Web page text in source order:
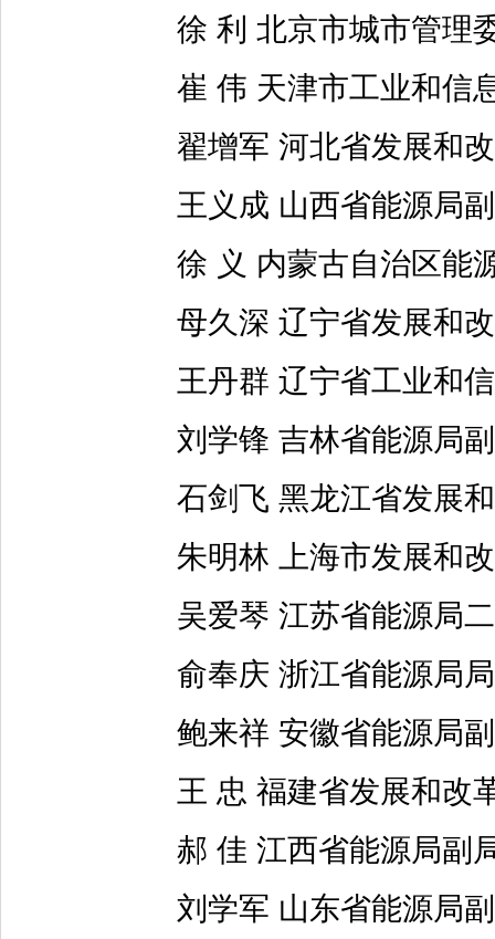
徐 利 北京市城市管理
崔 伟 天津市工业和信
翟增军 河北省发展和改
王义成 山西省能源局
徐 义 内蒙古自治区能
母久深 辽宁省发展和改
王丹群 辽宁省工业和信
刘学锋 吉林省能源局
石剑飞 黑龙江省发展和
朱明林 上海市发展和改
吴爱琴 江苏省能源局二
俞奉庆 浙江省能源局
鲍来祥 安徽省能源局
王 忠 福建省发展和改
郝 佳 江西省能源局副
刘学军 山东省能源局